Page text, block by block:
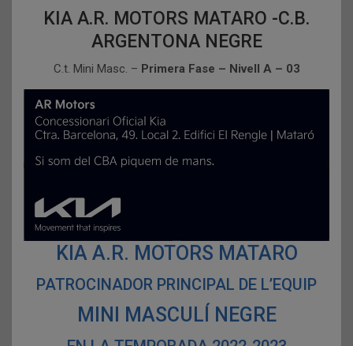
KIA A.R. MOTORS MATARO -C.B.
ARGENTONA NEGRE
C.t. Mini Masc. – Primera Fase – Nivell A – 03
KIA A.R. MOTORS MATARO
PATROCINADOR PRINCIPAL DE L’EQUIP
MINI MASCULÍ NEGRE